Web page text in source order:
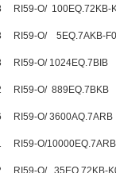
RI59-O/
RI59-O/ 5EQ.7AKB-
RI59-O/ 1024EQ.7BIB
RI59-O/ 889EQ.7BKB
RI59-O/ 3600AQ.7ARB
RI59-O/10000EQ.7ARB
RI59-O/ 35EQ.72KB-